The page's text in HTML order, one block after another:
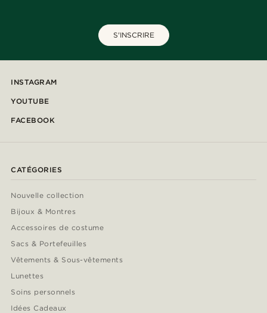
S'INSCRIRE
INSTAGRAM
YOUTUBE
FACEBOOK
CATÉGORIES
Nouvelle collection
Bijoux & Montres
Accessoires de costume
Sacs & Portefeuilles
Vêtements & Sous-vêtements
Lunettes
Soins personnels
Idées Cadeaux